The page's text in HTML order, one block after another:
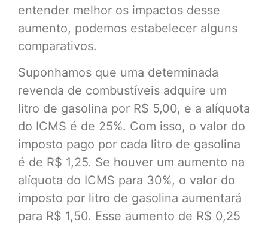
entender melhor os impactos desse
aumento, podemos estabelecer alguns
comparativos.
Suponhamos que uma determinada
revenda de combustíveis adquire um
litro de gasolina por R$ 5,00, e a alíquota
do ICMS é de 25%. Com isso, o valor do
imposto pago por cada litro de gasolina
é de R$ 1,25. Se houver um aumento na
alíquota do ICMS para 30%, o valor do
imposto por litro de gasolina aumentará
para R$ 1,50. Esse aumento de R$ 0,25